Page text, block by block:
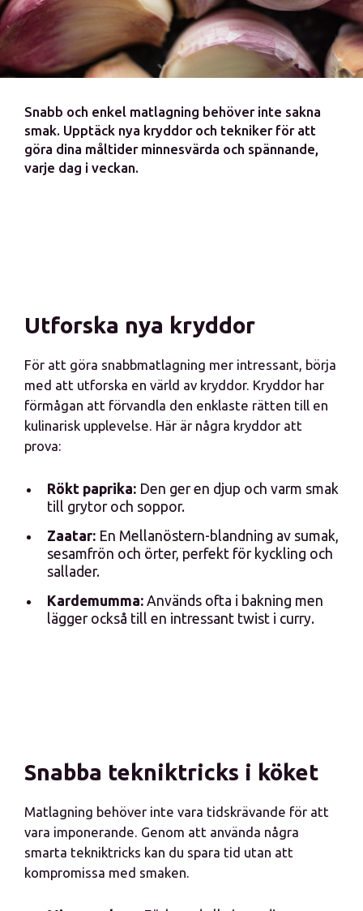
Snabb och enkel matlagning behöver inte sakna
smak. Upptäck nya kryddor och tekniker för att
göra dina måltider minnesvärda och spännande,
varje dag i veckan.
Utforska nya kryddor
För att göra snabbmatlagning mer intressant, börja
med att utforska en värld av kryddor. Kryddor har
förmågan att förvandla den enklaste rätten till en
kulinarisk upplevelse. Här är några kryddor att
prova:
Rökt paprika: Den ger en djup och varm smak
till grytor och soppor.
Zaatar: En Mellanöstern-blandning av sumak,
sesamfrön och örter, perfekt för kyckling och
sallader.
Kardemumma: Används ofta i bakning men
lägger också till en intressant twist i curry.
Snabba tekniktricks i köket
Matlagning behöver inte vara tidskrävande för att
vara imponerande. Genom att använda några
smarta tekniktricks kan du spara tid utan att
kompromissa med smaken.